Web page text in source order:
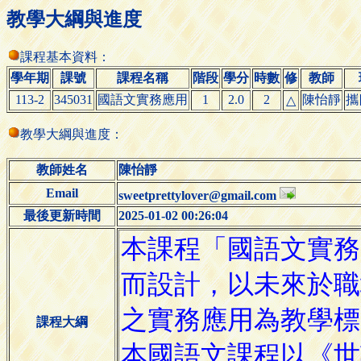
教學大綱與進度
課程基本資料：
學年期
課號 課程名稱 階段 學分 時數 修 教師
113-2
345031 國語文實務應用 1 2.0 2 △ 陳怡靜 攜
教學大綱與進度：
教師姓名
陳怡靜
Email
sweetprettylover@gmail.com
最後更新時間
2025-01-02 00:26:04
課程大綱